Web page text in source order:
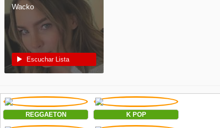
Wacko
Escuchar Lista
REGGAETON K POP